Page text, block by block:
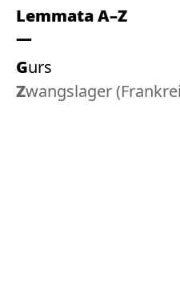
Lemmata A–Z
Gurs
Zwangslager